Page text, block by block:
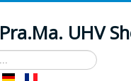
Pra.Ma. UHV